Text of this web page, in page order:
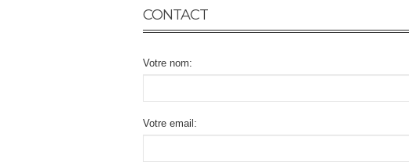
CONTACT
Votre nom:
Votre email: